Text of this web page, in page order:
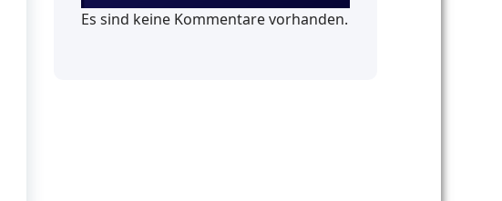
Es sind keine Kommentare vorhanden.